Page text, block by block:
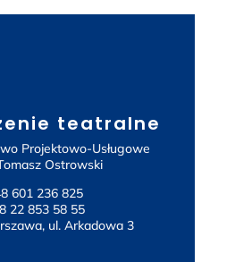
teatralne
Projektowo-Usługowe
Ostrowski
601 236 825
22 853 58 55
ul. Arkadowa 3
TÜCHLER